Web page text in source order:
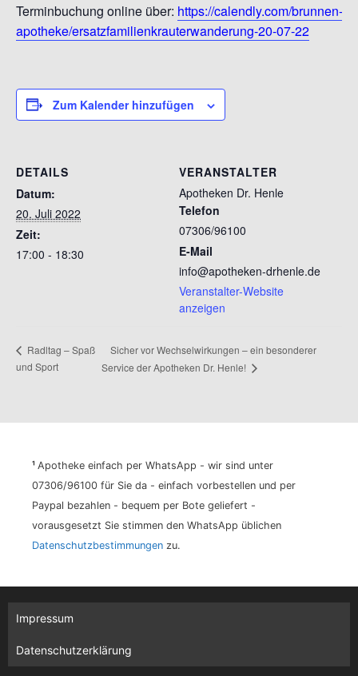
Terminbuchung online über: https://calendly.com/brunnen-
apotheke/ersatzfamilienkrauterwanderung-20-07-22
Zum Kalender hinzufügen
DETAILS
Datum:
20. Juli 2022
Zeit:
17:00 - 18:30
VERANSTALTER
Apotheken Dr. Henle
Telefon
07306/96100
E-Mail
info@apotheken-drhenle.de
Veranstalter-Website
anzeigen
Radltag – Spaß
und Sport
Sicher vor Wechselwirkungen – ein besonderer
Service der Apotheken Dr. Henle!
¹ Apotheke einfach per WhatsApp - wir sind unter
07306/96100 für Sie da - einfach vorbestellen und per
Paypal bezahlen - bequem per Bote geliefert -
vorausgesetzt Sie stimmen den WhatsApp üblichen
Datenschutzbestimmungen zu.
Impressum
Datenschutzerklärung